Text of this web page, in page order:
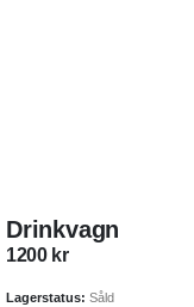
Drinkvagn
1200 kr
Lagerstatus: Såld